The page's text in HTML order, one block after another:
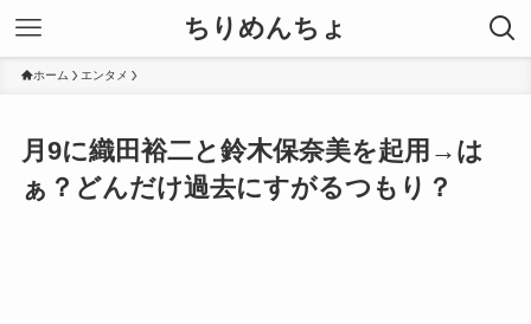
ちりめんちょ
ホーム エンタメ
月9に織田裕二と鈴木保奈美を起用→は
ぁ？どんだけ過去にすがるつもり？